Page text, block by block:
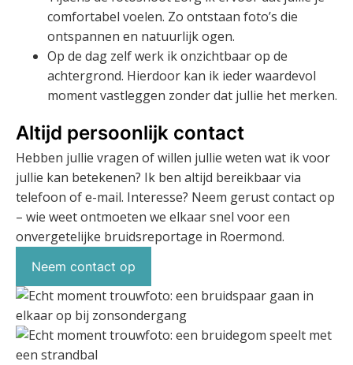
comfortabel voelen. Zo ontstaan foto’s die
ontspannen en natuurlijk ogen.
Op de dag zelf werk ik onzichtbaar op de
achtergrond. Hierdoor kan ik ieder waardevol
moment vastleggen zonder dat jullie het merken.
Altijd persoonlijk contact
Hebben jullie vragen of willen jullie weten wat ik voor
jullie kan betekenen? Ik ben altijd bereikbaar via
telefoon of e-mail. Interesse? Neem gerust contact op
– wie weet ontmoeten we elkaar snel voor een
onvergetelijke bruidsreportage in Roermond.
Neem contact op